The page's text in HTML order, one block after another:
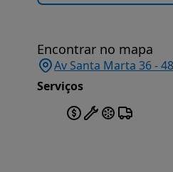
Encontrar no mapa
Av Santa Marta 36 -
Serviços